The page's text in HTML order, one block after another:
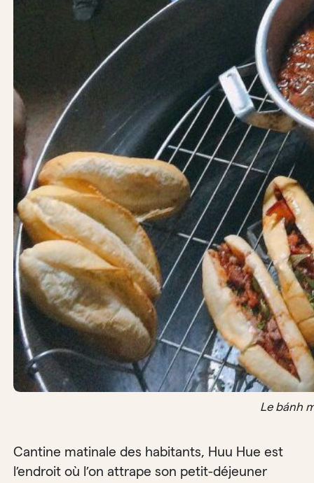
Le bánh
Cantine matinale des habitants, Huu Hue est
l’endroit où l’on attrape son petit-déjeuner